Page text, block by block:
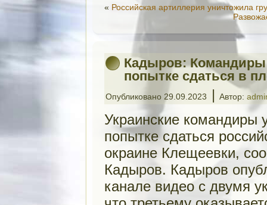
« Российская артиллерия уничтожила
Кадыров:
попытке сдаться в
Опубликовано 29.09.2023 | Автор:
Украинские командиры
попытке сдаться
окраине Клещеевки,
Кадыров. Кадыров
канале видео с двумя